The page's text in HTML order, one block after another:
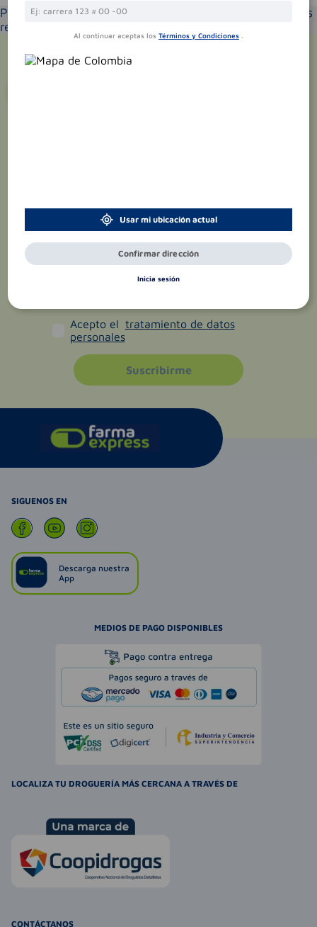
Por favor selecciona tu ubicación y verás los productos
recomendados según la cobertura de entrega
Acepto el tratamiento de datos
personales
Suscribirme
SIGUENOS EN
Descarga nuestra
App
MEDIOS DE PAGO DISPONIBLES
LOCALIZA TU DROGUERÍA MÁS CERCANA A TRAVÉS DE
CONTÁCTANOS
Al continuar aceptas los Términos y Condiciones .
Usar mi ubicación actual
Confirmar dirección
Inicia sesión